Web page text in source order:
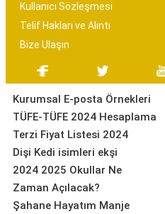
Kullanıcı Sözleşmesi
Telif Hakları ve Alıntı
Bize Ulaşın
Kurumsal E-posta Örnekleri
TÜFE-TÜFE 2024 Hesaplama
Terzi Fiyat Listesi 2024
Dişi Kedi isimleri ekşi
2024 2025 Okullar Ne
Zaman Açılacak?
Şahane Hayatım Manje